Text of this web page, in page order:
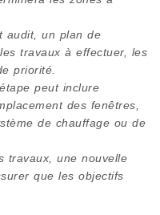
audit, un plan de
travaux à effectuer, les
priorité.
peut inclure
des fenêtres,
de chauffage ou de
travaux, une nouvelle
que les objectifs